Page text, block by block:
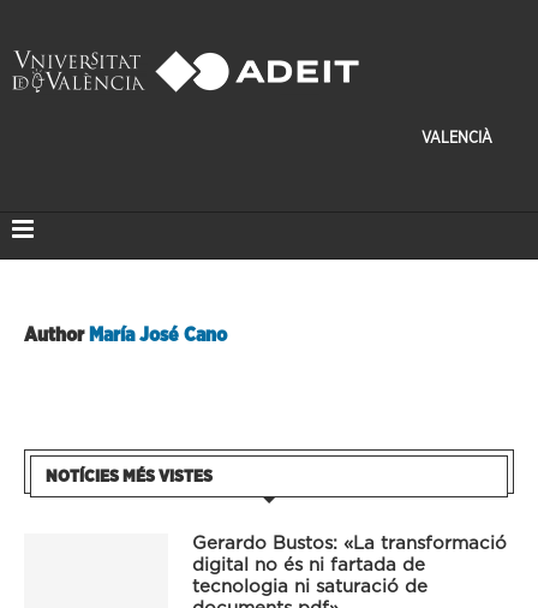
VALENCIÀ
Author María José Cano
NOTÍCIES MÉS VISTES
Gerardo Bustos: «La transformació
digital no és ni fartada de
tecnologia ni saturació de